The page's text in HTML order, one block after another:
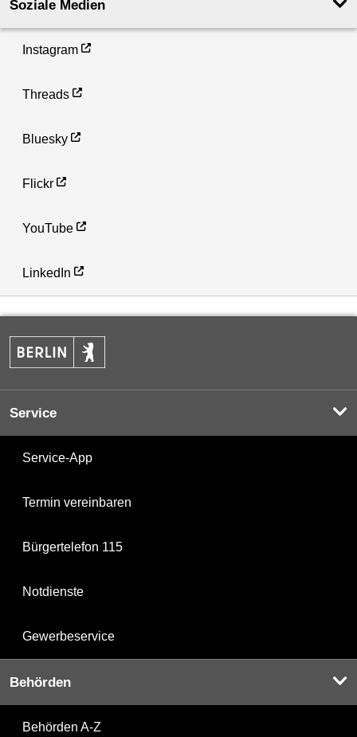
Soziale Medien
Instagram
Threads
Bluesky
Flickr
YouTube
LinkedIn
Service
Service-App
Termin vereinbaren
Bürgertelefon 115
Notdienste
Gewerbeservice
Behörden
Behörden A-Z